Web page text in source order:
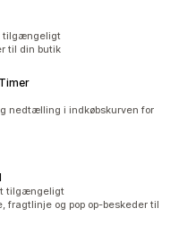
tilgængeligt
til din butik
nedtælling i indkøbskurven for
tilgængeligt
og pop op-beskeder til